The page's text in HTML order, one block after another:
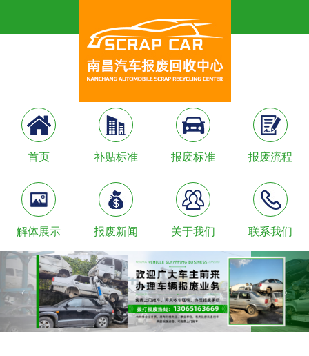
首页 补贴标准 报废标准 报废流程
解体展示 报废新闻 关于我们 联系我们